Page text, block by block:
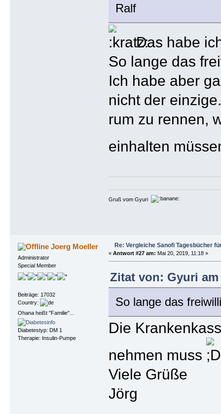
Ralf
Das habe
So lange das
Ich habe aber
nicht der
rum zu rennen,
einhalten
Gruß vom Gyuri
Joerg Moeller
Administrator
Special Member
Beiträge: 17032
Country:
Ohana heißt "Familie"...
Diabetestyp: DM 1
Therapie: Insulin-Pumpe
Re: Vergleiche Sanofi Tagesbücher
« Antwort #27 am: Mai 20, 2019, 11:18 »
Zitat von: Gyuri am
So lange das
Die
nehmen muss
Viele Grüße
Jörg